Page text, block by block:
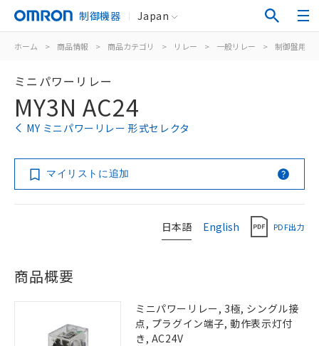
制御機器 Japan
ホーム > 商品情報 > 商品カテゴリ > リレー > 一般リレー > 制御盤用
ミニパワーリレー
MY3N AC24
MY ミニパワーリレー 形式セレクタ
マイリストに追加
日本語 English PDF出力
商品概要
ミニパワーリレー, 3極, シングル接
点, プラグイン端子, 動作表示灯付
き, AC24V